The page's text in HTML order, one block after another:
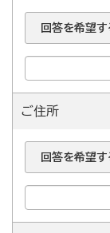
回答を希望す
ご住所
回答を希望す